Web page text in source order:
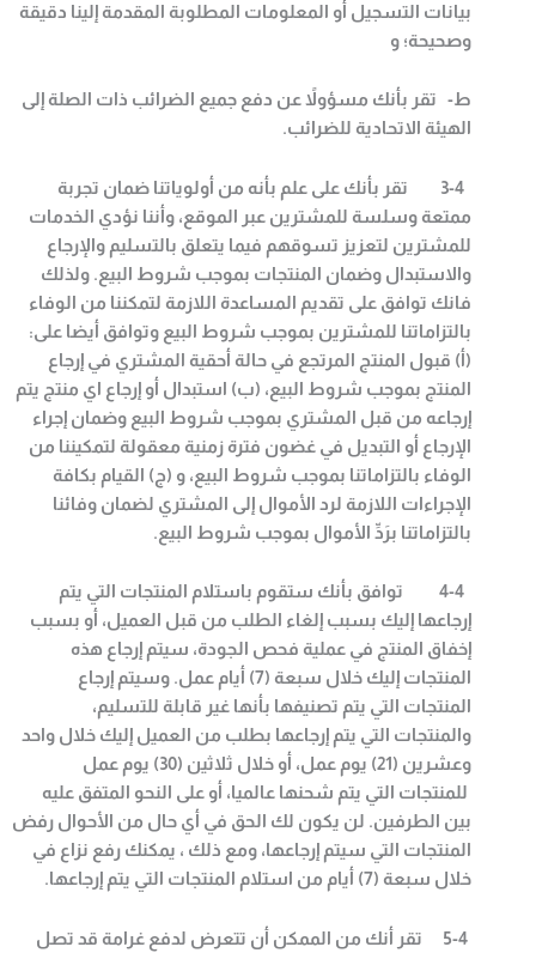
بيانات التسجيل أو المعلومات المطلوبة المقدمة إلينا دقيقة
وصحيحة؛ و
‌ط- تقر بأنك مسؤولاً عن دفع جميع الضرائب ذات الصلة إلى
الهيئة الاتحادية للضرائب.
تقر بأنك على علم بأنه من أولوياتنا ضمان تجربة
ممتعة وسلسة للمشترين عبر الموقع، وأننا نؤدي الخدمات
للمشترين لتعزيز تسوقهم فيما يتعلق بالتسليم والإرجاع
والاستبدال وضمان المنتجات بموجب شروط البيع. ولذلك
فانك توافق على تقديم المساعدة اللازمة لتمكننا من الوفاء
بالتزاماتنا للمشترين بموجب شروط البيع وتوافق أيضا على:
(أ) قبول المنتج المرتجع في حالة أحقية المشتري في إرجاع
المنتج بموجب شروط البيع، (ب) استبدال أو إرجاع اي منتج يتم
إرجاعه من قبل المشتري بموجب شروط البيع وضمان إجراء
الإرجاع أو التبديل في غضون فترة زمنية معقولة لتمكيننا من
الوفاء بالتزاماتنا بموجب شروط البيع، و (ج) القيام بكافة
الإجراءات اللازمة لرد الأموال إلى المشتري لضمان وفائنا
بالتزاماتنا برَدِّ الأموال بموجب شروط البيع.
توافق بأنك ستقوم باستلام المنتجات التي يتم
إرجاعها إليك بسبب إلغاء الطلب من قبل العميل، أو بسبب
إخفاق المنتج في عملية فحص الجودة، سيتم إرجاع هذه
المنتجات إليك خلال سبعة (7) أيام عمل. وسيتم إرجاع
المنتجات التي يتم تصنيفها بأنها غير قابلة للتسليم،
والمنتجات التي يتم إرجاعها بطلب من العميل إليك خلال واحد
وعشرين (21) يوم عمل، أو خلال ثلاثين (30) يوم عمل
للمنتجات التي يتم شحنها عالميا، أو على النحو المتفق عليه
بين الطرفين. لن يكون لك الحق في أي حال من الأحوال رفض
المنتجات التي سيتم إرجاعها، ومع ذلك ، يمكنك رفع نزاع في
خلال سبعة (7) أيام من استلام المنتجات التي يتم إرجاعها
.
تقر أنك من الممكن أن تتعرض لدفع غرامة قد تصل